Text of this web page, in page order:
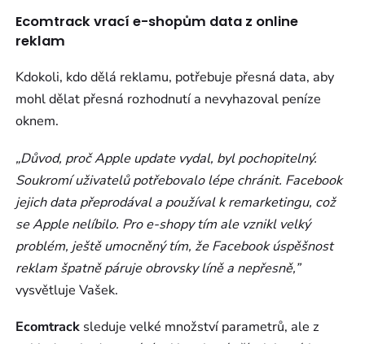
Ecomtrack vrací e-shopům data z online
reklam
Kdokoli, kdo dělá reklamu, potřebuje přesná data, aby
mohl dělat přesná rozhodnutí a nevyhazoval peníze
oknem.
„Důvod, proč Apple update vydal, byl pochopitelný.
Soukromí uživatelů potřebovalo lépe chránit. Facebook
jejich data přeprodával a používal k remarketingu, což
se Apple nelíbilo. Pro e-shopy tím ale vznikl velký
problém, ještě umocněný tím, že Facebook úspěšnost
reklam špatně páruje obrovsky líně a nepřesně,”
vysvětluje Vašek.
Ecomtrack sleduje velké množství parametrů, ale z